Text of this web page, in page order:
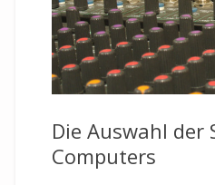
Die Auswahl der
Computers